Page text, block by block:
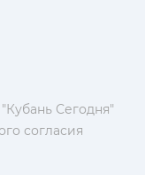
Сегодня"
согласия